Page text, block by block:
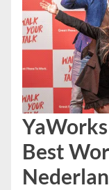
Best